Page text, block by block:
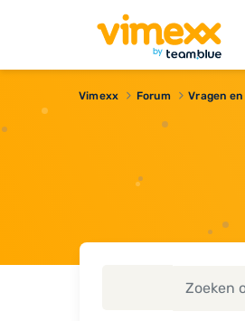
Vimexx Forum Vragen